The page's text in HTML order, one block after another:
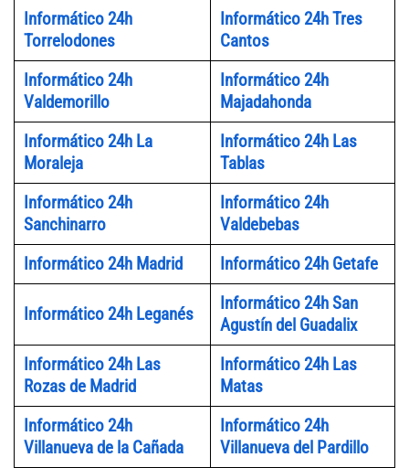
Informático 24h
Torrelodones
Informático 24h Tres
Cantos
Informático 24h
Valdemorillo
Informático 24h
Majadahonda
Informático 24h La
Moraleja
Informático 24h Las
Tablas
Informático 24h
Sanchinarro
Informático 24h
Valdebebas
Informático 24h Madrid
Informático 24h Getafe
Informático 24h Leganés
Informático 24h San
Agustín del Guadalix
Informático 24h Las
Rozas de Madrid
Informático 24h Las
Matas
Informático 24h
Villanueva de la Cañada
Informático 24h
Villanueva del Pardillo